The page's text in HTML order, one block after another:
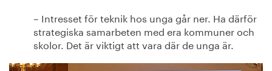
– Intresset för teknik hos unga går ner. Ha därför
strategiska samarbeten med era kommuner och
skolor. Det är viktigt att vara där de unga är.